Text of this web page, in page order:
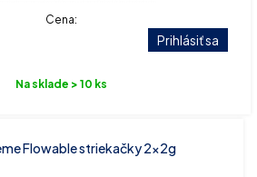
Cena:
Prihlásiť sa
Na sklade > 10 ks
Flowable striekačky 2x2g